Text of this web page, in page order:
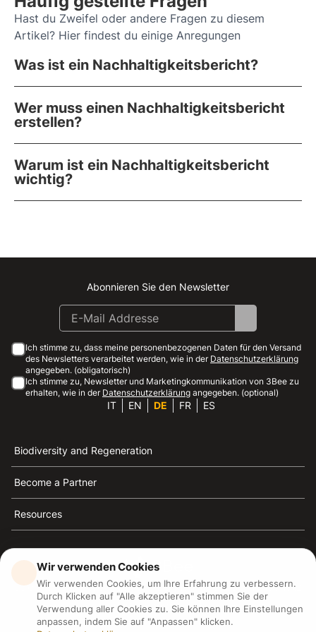
Hast du Zweifel oder andere Fragen zu diesem
Artikel? Hier findest du einige Anregungen
Was ist ein Nachhaltigkeitsbericht?
Wer muss einen Nachhaltigkeitsbericht
erstellen?
Warum ist ein Nachhaltigkeitsbericht
wichtig?
Instagram
Facebook
Linkedin
Youtube
Abonnieren Sie den Newsletter
Ich stimme zu, dass meine personenbezogenen Daten für den Versand
des Newsletters verarbeitet werden, wie in der Datenschutzerklärung
angegeben. (obligatorisch)
Ich stimme zu, Newsletter und Marketingkommunikation von 3Bee zu
erhalten, wie in der Datenschutzerklärung angegeben. (optional)
IT EN DE FR ES
Biodiversity and Regeneration
Become a Partner
Resources
3Bee ist die Referenz für Nachhaltigkeit, Bienenschutz
und Biodiversität
Wir verwenden Cookies
Wir verwenden Cookies, um Ihre Erfahrung zu verbessern.
Durch Klicken auf "Alle akzeptieren" stimmen Sie der
Verwendung aller Cookies zu. Sie können Ihre Einstellungen
anpassen, indem Sie auf "Anpassen" klicken.